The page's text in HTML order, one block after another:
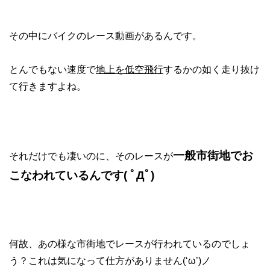
その中にバイクのレース動画があるんです。
とんでもない速度で地上を低空飛行するかの如く走り抜け
て行きますよね。
それだけでも凄いのに、 そのレースが一般市街地でお
こなわれているんです( ﾟДﾟ)
何故、あの様な市街地でレースが行われているのでしょ
う？これは気になって仕方がありません(‘ω’)ノ